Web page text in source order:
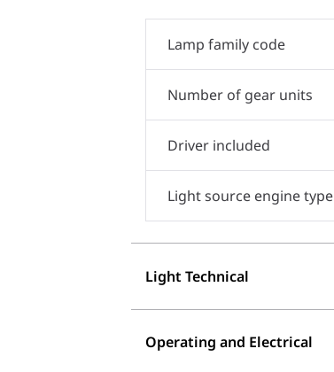
Lamp family code
Number of gear units
Driver included
Light source engine type
Light Technical
Operating and Electrical